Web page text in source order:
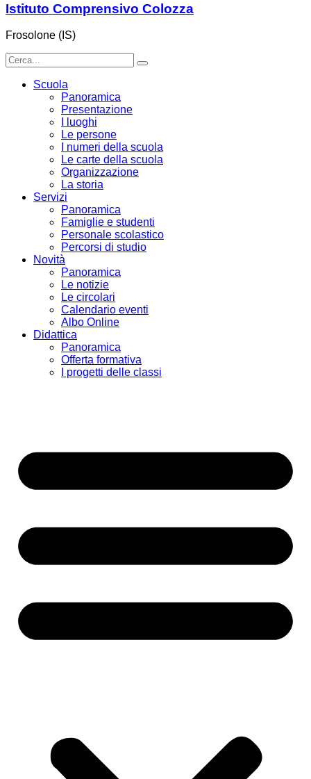
Istituto Comprensivo Colozza
Frosolone (IS)
Scuola
Panoramica
Presentazione
I luoghi
Le persone
I numeri della scuola
Le carte della scuola
Organizzazione
La storia
Servizi
Panoramica
Famiglie e studenti
Personale scolastico
Percorsi di studio
Novità
Panoramica
Le notizie
Le circolari
Calendario eventi
Albo Online
Didattica
Panoramica
Offerta formativa
I progetti delle classi